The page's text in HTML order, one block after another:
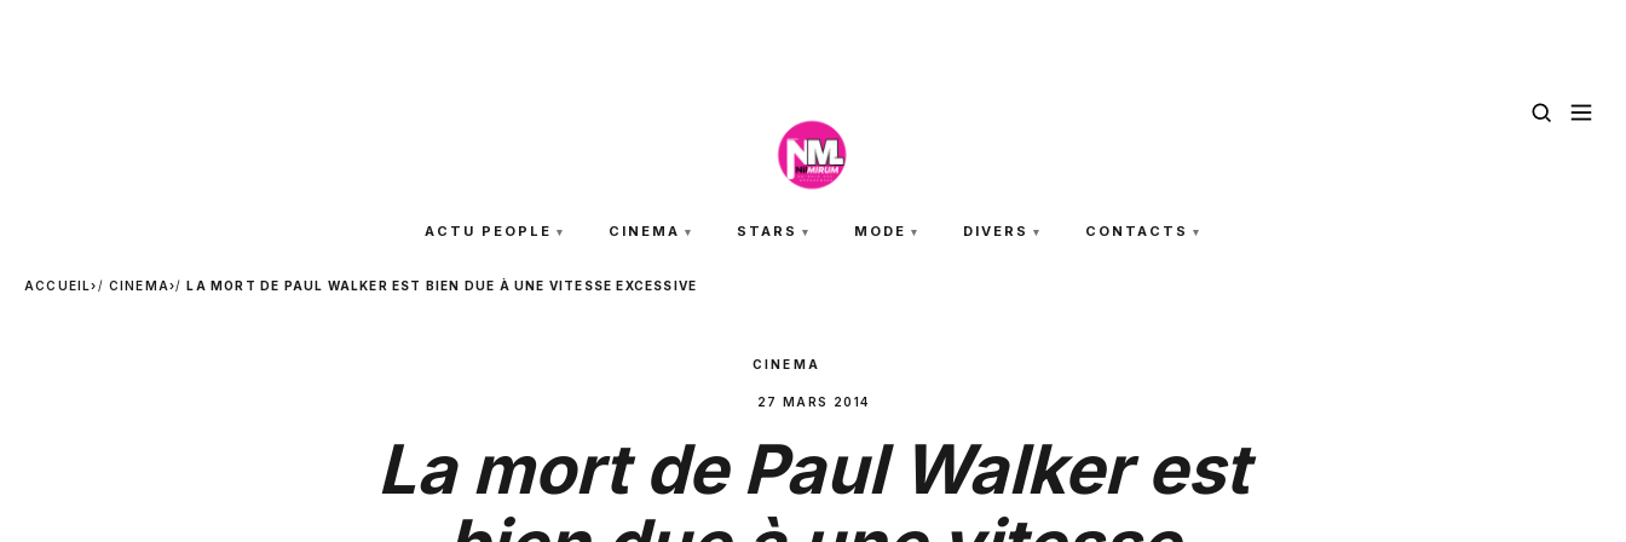
ACTU PEOPLE CINEMA STARS MODE DIVERS CONTACTS
ACCUEIL› CINEMA› LA MORT DE PAUL WALKER EST BIEN DUE À UNE VITESSE EXCESSIVE
CINEMA
27 MARS 2014
La mort de Paul Walker est